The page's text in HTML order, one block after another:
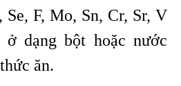
F, Mo, Sn, Cr, Sr, V
dạng bột hoặc nước
ăn.